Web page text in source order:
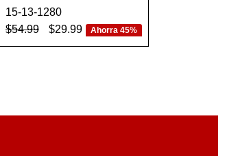
15-13-1280
$54.99 $29.99 Ahorra 45%
AÑADIR AL CA
VISTA